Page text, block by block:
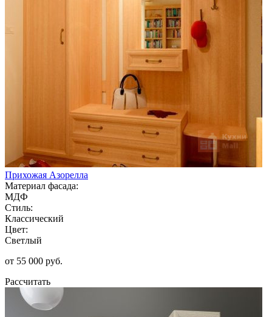
Прихожая Азорелла
Материал фасада:
МДФ
Стиль:
Классический
Цвет:
Светлый
от 55 000 руб.
Рассчитать